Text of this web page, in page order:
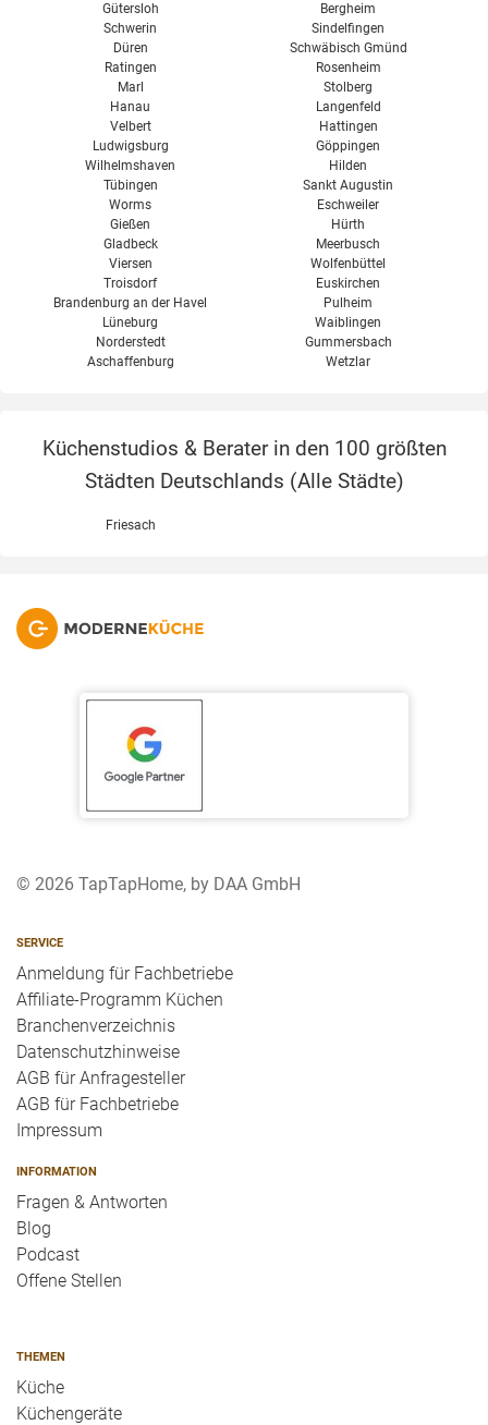
Gütersloh
Schwerin
Düren
Ratingen
Marl
Hanau
Velbert
Ludwigsburg
Wilhelmshaven
Tübingen
Worms
Gießen
Gladbeck
Viersen
Troisdorf
Brandenburg an der Havel
Lüneburg
Norderstedt
Aschaffenburg
Bergheim
Sindelfingen
Schwäbisch Gmünd
Rosenheim
Stolberg
Langenfeld
Hattingen
Göppingen
Hilden
Sankt Augustin
Eschweiler
Hürth
Meerbusch
Wolfenbüttel
Euskirchen
Pulheim
Waiblingen
Gummersbach
Wetzlar
Küchenstudios & Berater in den 100 größten
Städten Deutschlands (Alle Städte)
Friesach
© 2026 TapTapHome, by DAA GmbH
SERVICE
Anmeldung für Fachbetriebe
Affiliate-Programm Küchen
Branchenverzeichnis
Datenschutzhinweise
AGB für Anfragesteller
AGB für Fachbetriebe
Impressum
INFORMATION
Fragen & Antworten
Blog
Podcast
Offene Stellen
THEMEN
Küche
Küchengeräte